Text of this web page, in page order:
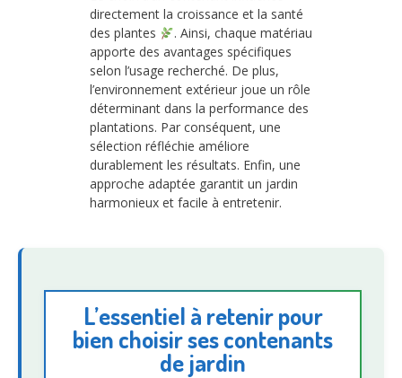
directement la croissance et la santé
des plantes
. Ainsi, chaque matériau
apporte des avantages spécifiques
selon l’usage recherché. De plus,
l’environnement extérieur joue un rôle
déterminant dans la performance des
plantations. Par conséquent, une
sélection réfléchie améliore
durablement les résultats. Enfin, une
approche adaptée garantit un jardin
harmonieux et facile à entretenir.
L’essentiel à retenir pour
bien choisir ses contenants
de jardin